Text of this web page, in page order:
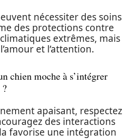
nécessiter des soins
des protections contre
extrêmes, mais
et l’attention.
chien moche à s’intégrer
apaisant, respectez
des interactions
favorise une intégration